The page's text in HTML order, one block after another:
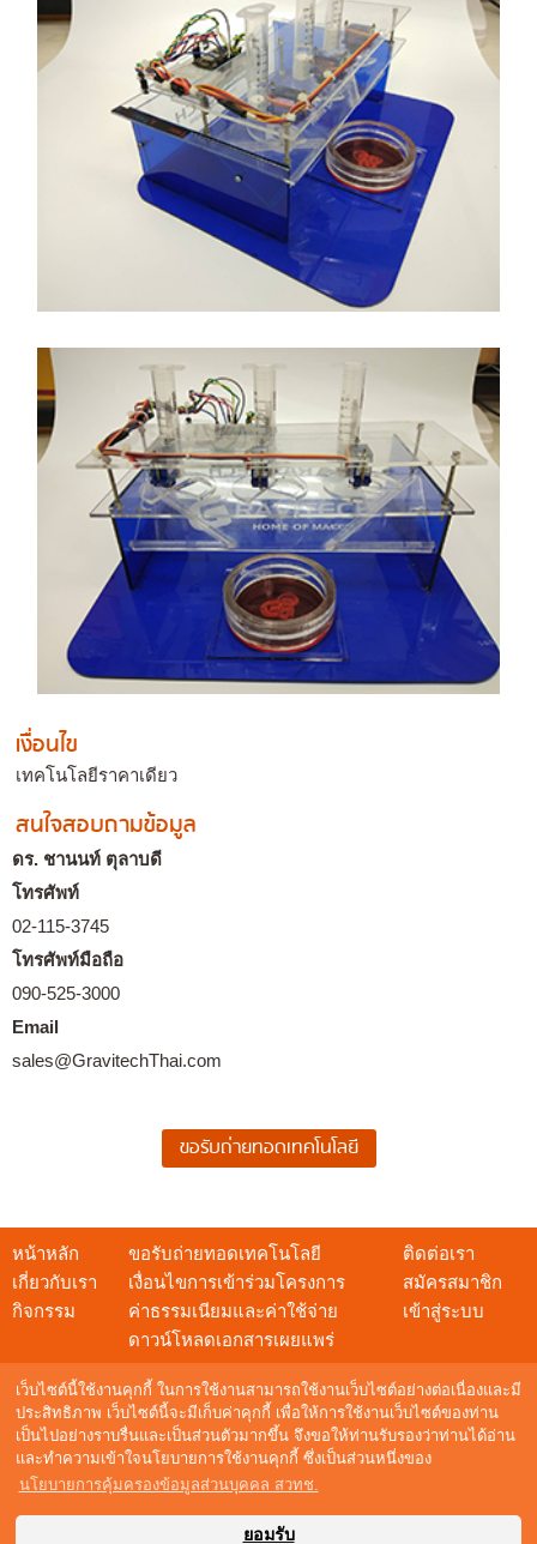
เว็บไซต์นี้ใช้งานคุกกี้ ในการใช้งานสามารถใช้งานเว็บไซต์อย่างต่อเนื่องและมี
ประสิทธิภาพ เว็บไซต์นี้จะมีเก็บค่าคุกกี้ เพื่อให้การใช้งานเว็บไซต์ของท่าน
เป็นไปอย่างราบรื่นและเป็นส่วนตัวมากขึ้น จึงขอให้ท่านรับรองว่าท่านได้อ่าน
และทำความเข้าใจนโยบายการใช้งานคุกกี้ ซึ่งเป็นส่วนหนึ่งของ
นโยบายการคุ้มครองข้อมูลส่วนบุคคล สวทช.
ยอมรับ
เงื่อนไข
เทคโนโลยีราคาเดียว
สนใจสอบถามข้อมูล
ดร. ชานนท์ ตุลาบดี
โทรศัพท์
02-115-3745
โทรศัพท์มือถือ
090-525-3000
Email
sales@GravitechThai.com
หน้าหลัก
เกี่ยวกับเรา
กิจกรรม
ขอรับถ่ายทอดเทคโนโลยี
เงื่อนไขการเข้าร่วมโครงการ
ค่าธรรมเนียมและค่าใช้จ่าย
ดาวน์โหลดเอกสารเผยแพร่
ติดต่อเรา
สมัครสมาชิก
เข้าสู่ระบบ
สอบถามข้อมูล
อีเมล :techshow@nstda.or.th
Digital Mind Co., Ltd.